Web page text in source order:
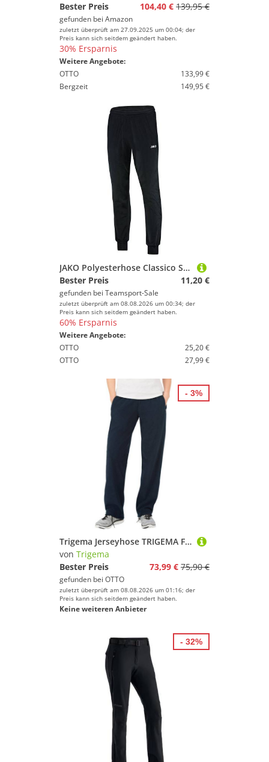
Bester Preis
104,40 € 139,95 €
gefunden bei Amazon
zuletzt überprüft am 27.09.2025 um 00:04; der
Preis kann sich seitdem geändert haben.
30% Ersparnis
Weitere Angebote:
OTTO
133,99 €
Bergzeit
149,95 €
JAKO Polyesterhose Classico Schwarz M
Bester Preis
11,20 €
gefunden bei Teamsport-Sale
zuletzt überprüft am 08.08.2026 um 00:34; der
Preis kann sich seitdem geändert haben.
60% Ersparnis
Weitere Angebote:
OTTO
25,20 €
OTTO
27,99 €
Trigema Jerseyhose TRIGEMA Fleece Freizeithose (1-tlg)
von Trigema
Bester Preis
73,99 € 75,90 €
gefunden bei OTTO
zuletzt überprüft am 08.08.2026 um 01:16; der
Preis kann sich seitdem geändert haben.
Keine weiteren Anbieter
- 3%
- 32%